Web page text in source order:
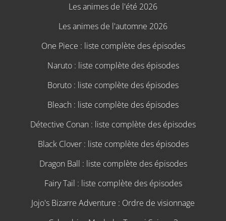
Les animes de l'été 2026
Les animes de l'automne 2026
One Piece : liste complète des épisodes
Naruto : liste complète des épisodes
Boruto : liste complète des épisodes
Bleach : liste complète des épisodes
Détective Conan : liste complète des épisodes
Black Clover : liste complète des épisodes
Dragon Ball : liste complète des épisodes
Fairy Tail : liste complète des épisodes
Jojo's Bizarre Adventure : Ordre de visionnage